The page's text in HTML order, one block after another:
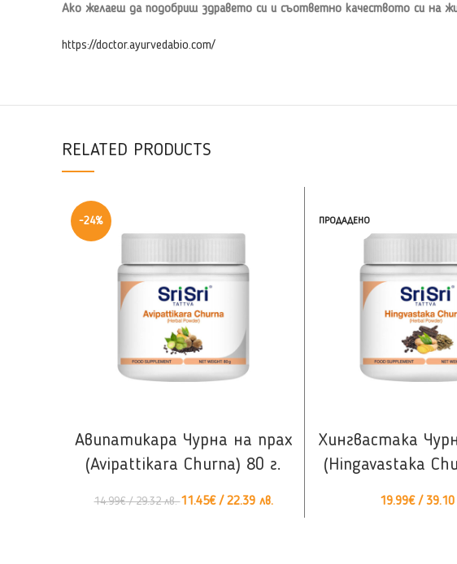
Ако желаеш да подобриш здравето си и съответно качеството си на
https://doctor.ayurvedabio.com/
RELATED PRODUCTS
-24%
Авипатикара Чурна на прах
(Avipattikara Churna) 80 г.
14.99€/ 29.32 лв.11.45€/ 22.39 лв.
ПРОДАДЕНО
Хингвастака
(Hingavastaka
19.99€/ 39.10